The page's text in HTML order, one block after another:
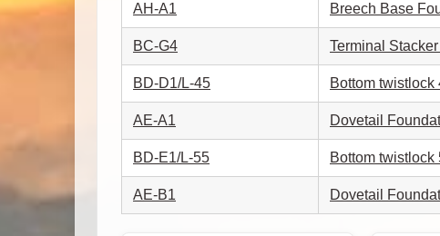
AH-A1 Breech Base
BC-G4 Terminal
BD-D1/L-45 Bottom twistlock
AE-A1 Dovetail
BD-E1/L-55 Bottom twistlock
AE-B1 Dovetail